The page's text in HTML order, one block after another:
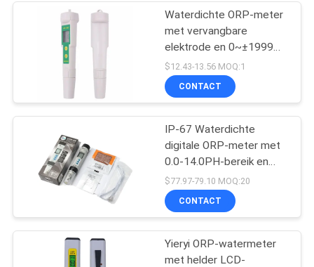
Het Meetapparaat
van de
grondvochtigheid
hand - gehouden
refractometer
109
Waterdichte ORP-meter
met vervangbare
elektrode en 0~±1999
mV-bereik voor
nauwkeurige
redoxtesting
$12.43-13.56 MOQ:1
CONTACT
IP-67 Waterdichte
digitale ORP-meter met
0.0-14.0PH-bereik en
LCD-displaypaneel voor
nauwkeurige
waterkwaliteitsonderzoek
$77.97-79.10 MOQ:20
CONTACT
Yieryi ORP-watermeter
met helder LCD-